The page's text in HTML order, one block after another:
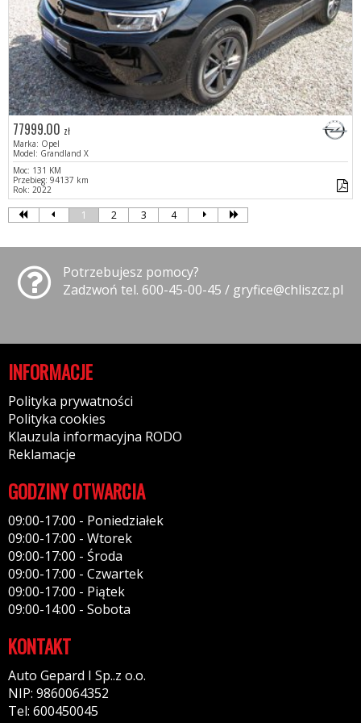
77999.00 zł
Marka: Opel
Model: Grandland X
Moc: 131 KM
Przebieg: 94137 km
Rok: 2022
1 2 3 4
Potrzebujesz pomocy?
Zadzwoń tel. 600-45-00-45 / gryfice@chliszcz.pl
INFORMACJE
Polityka prywatności
Polityka cookies
Klauzula informacyjna RODO
Reklamacje
GODZINY OTWARCIA
09:00-17:00 - Poniedziałek
09:00-17:00 - Wtorek
09:00-17:00 - Środa
09:00-17:00 - Czwartek
09:00-17:00 - Piątek
09:00-14:00 - Sobota
KONTAKT
Auto Gepard I Sp..z o.o.
NIP: 9860064352
Tel: 600450045